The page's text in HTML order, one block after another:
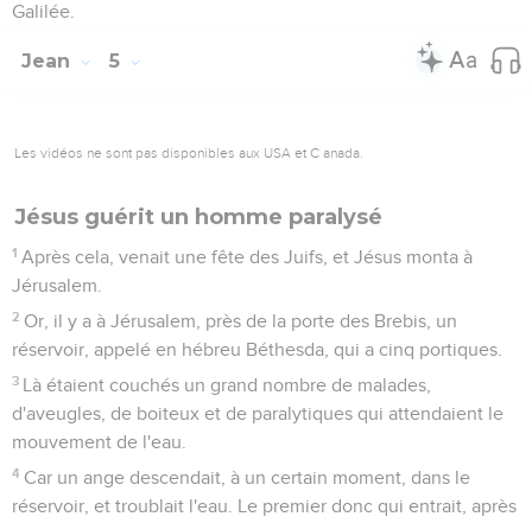
Galilée.
Jean 5
Les vidéos ne sont pas disponibles aux USA et C anada.
Jésus guérit un homme paralysé
1 Après cela, venait une fête des Juifs, et Jésus monta à
Jérusalem.
2 Or, il y a à Jérusalem, près de la porte des Brebis, un
réservoir, appelé en hébreu Béthesda, qui a cinq portiques.
3 Là étaient couchés un grand nombre de malades,
d'aveugles, de boiteux et de paralytiques qui attendaient le
mouvement de l'eau.
4 Car un ange descendait, à un certain moment, dans le
réservoir, et troublait l'eau. Le premier donc qui entrait, après